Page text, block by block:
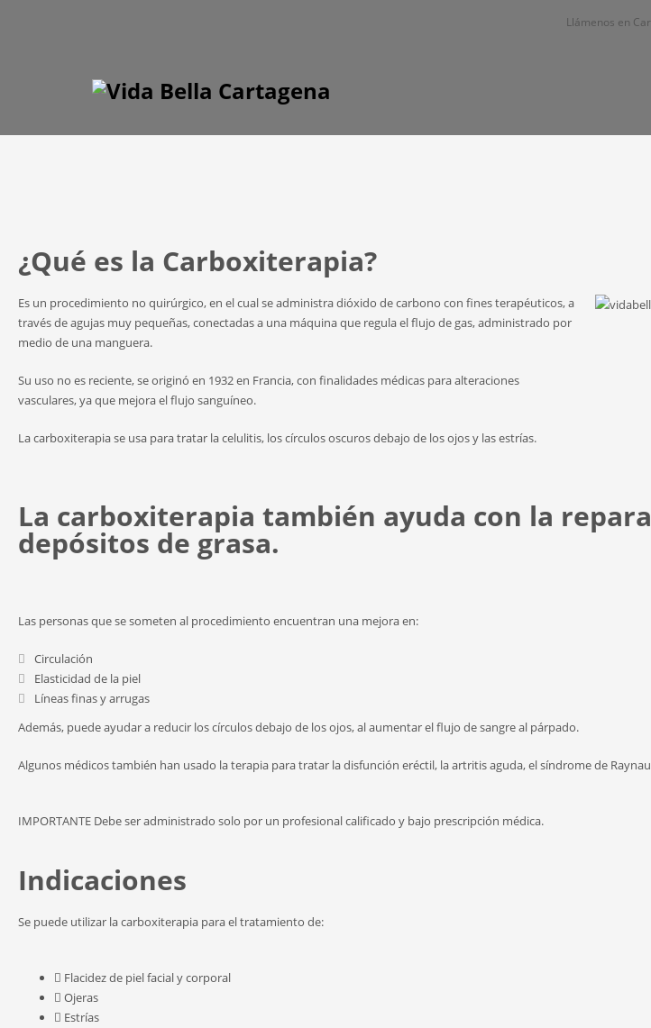
Llámenos en
¿Qué es la Carboxiterapia?
Es un procedimiento no quirúrgico, en el cual se administra dióxido de carbono con fines terapéuticos, a
través de agujas muy pequeñas, conectadas a una máquina que regula el flujo de gas, administrado por
medio de una manguera.
Su uso no es reciente, se originó en 1932 en Francia, con finalidades médicas para alteraciones
vasculares, ya que mejora el flujo sanguíneo.
La carboxiterapia se usa para tratar la celulitis, los círculos oscuros debajo de los ojos y las estrías.
La carboxiterapia también ayuda con la
depósitos de grasa.
Las personas que se someten al procedimiento encuentran una mejora en:
Circulación
Elasticidad de la piel
Líneas finas y arrugas
Además, puede ayudar a reducir los círculos debajo de los ojos, al aumentar el flujo de sangre al párpado.
Algunos médicos también han usado la terapia para tratar la disfunción eréctil, la artritis aguda, el síndrome de
IMPORTANTE Debe ser administrado solo por un profesional calificado y bajo prescripción médica.
Indicaciones
Se puede utilizar la carboxiterapia para el tratamiento de:
Flacidez de piel facial y corporal
Ojeras
Estrías